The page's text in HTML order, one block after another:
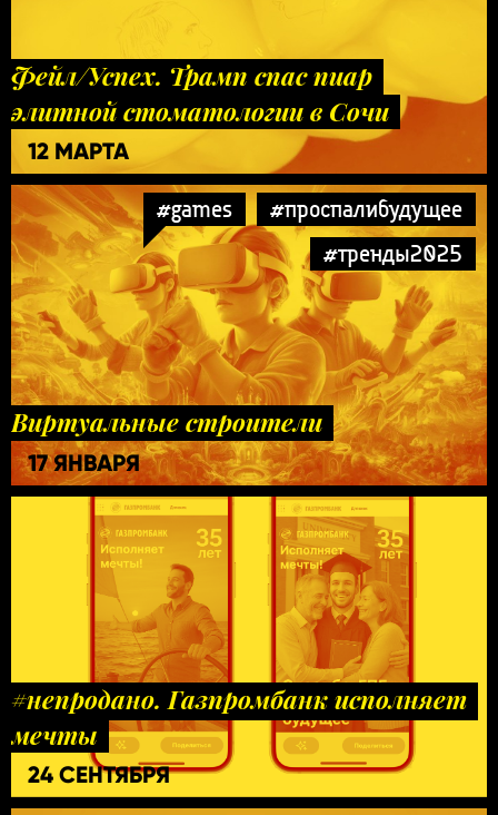
Фейл/Успех. Трамп спас пиар
элитной стоматологии в Сочи
12 МАРТА
#games
#проспалибудущее
#тренды2025
Виртуальные строители
17 ЯНВАРЯ
#непродано. Газпромбанк исполняет
мечты
24 СЕНТЯБРЯ